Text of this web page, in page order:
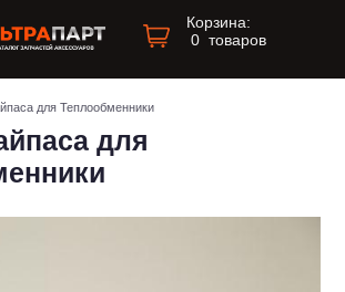
Корзина:
0 товаров
для Теплообменники
для